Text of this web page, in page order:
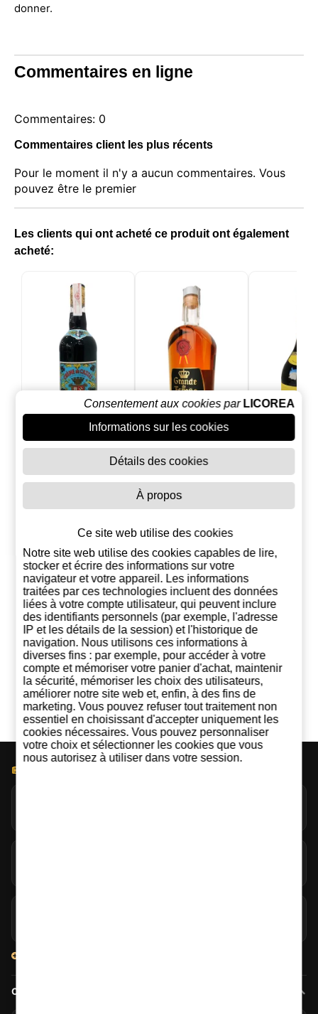
donner.
Commentaires en ligne
Commentaires: 0
Commentaires client les plus récents
Pour le moment il n'y a aucun commentaires. Vous
pouvez être le premier
Les clients qui ont acheté ce produit ont également
acheté:
Crema de Cassis
Peureux 1 litre
9,95 €
panier
Grande de
España Grande
Réserve 15 ans
15,00 €
panier
Vous hésitez entre celui-ci et un autre ? Demandez à
une IA :
ChatGPT Grok
Perplexity
Claude
Google AI
Contacter
Consentement aux cookies par LICOREA
Informations sur les cookies
Détails des cookies
À propos
Ce site web utilise des cookies
Notre site web utilise des cookies capables de lire,
stocker et écrire des informations sur votre
navigateur et votre appareil. Les informations
traitées par ces technologies incluent des données
liées à votre compte utilisateur, qui peuvent inclure
des identifiants personnels (par exemple, l'adresse
IP et les détails de la session) et l'historique de
navigation. Nous utilisons ces informations à
diverses fins : par exemple, pour accéder à votre
compte et mémoriser votre panier d'achat, maintenir
la sécurité, mémoriser les choix des utilisateurs,
améliorer notre site web et, enfin, à des fins de
marketing. Vous pouvez refuser tout traitement non
essentiel en choisissant d'accepter uniquement les
cookies nécessaires. Vous pouvez personnaliser
votre choix et sélectionner les cookies que vous
nous autorisez à utiliser dans votre session.